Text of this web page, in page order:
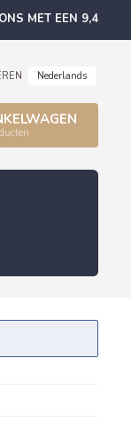
MET EEN 9,4
Nederlands